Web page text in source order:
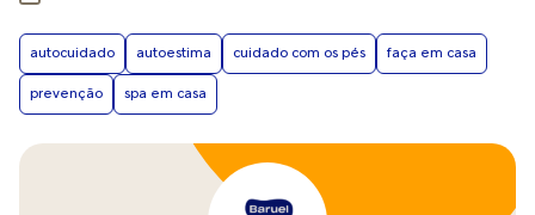
autocuidado autoestima cuidado com os pés faça em casa
prevenção spa em casa